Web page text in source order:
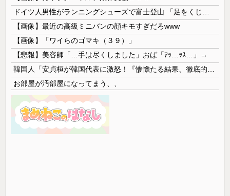
【画像】最近の高級ミニバンの顔キモすぎだろwww
【画像】「ワイらのゴマキ（３９）」
【悲報】美容師「…手は尽くしました」おば「ｱｯ…ｯｽ…」→
お部屋が汚部屋になってまう、、